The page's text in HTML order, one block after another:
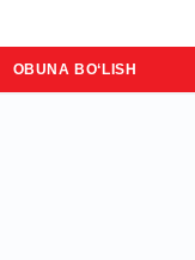
OBUNA BO‘LISH